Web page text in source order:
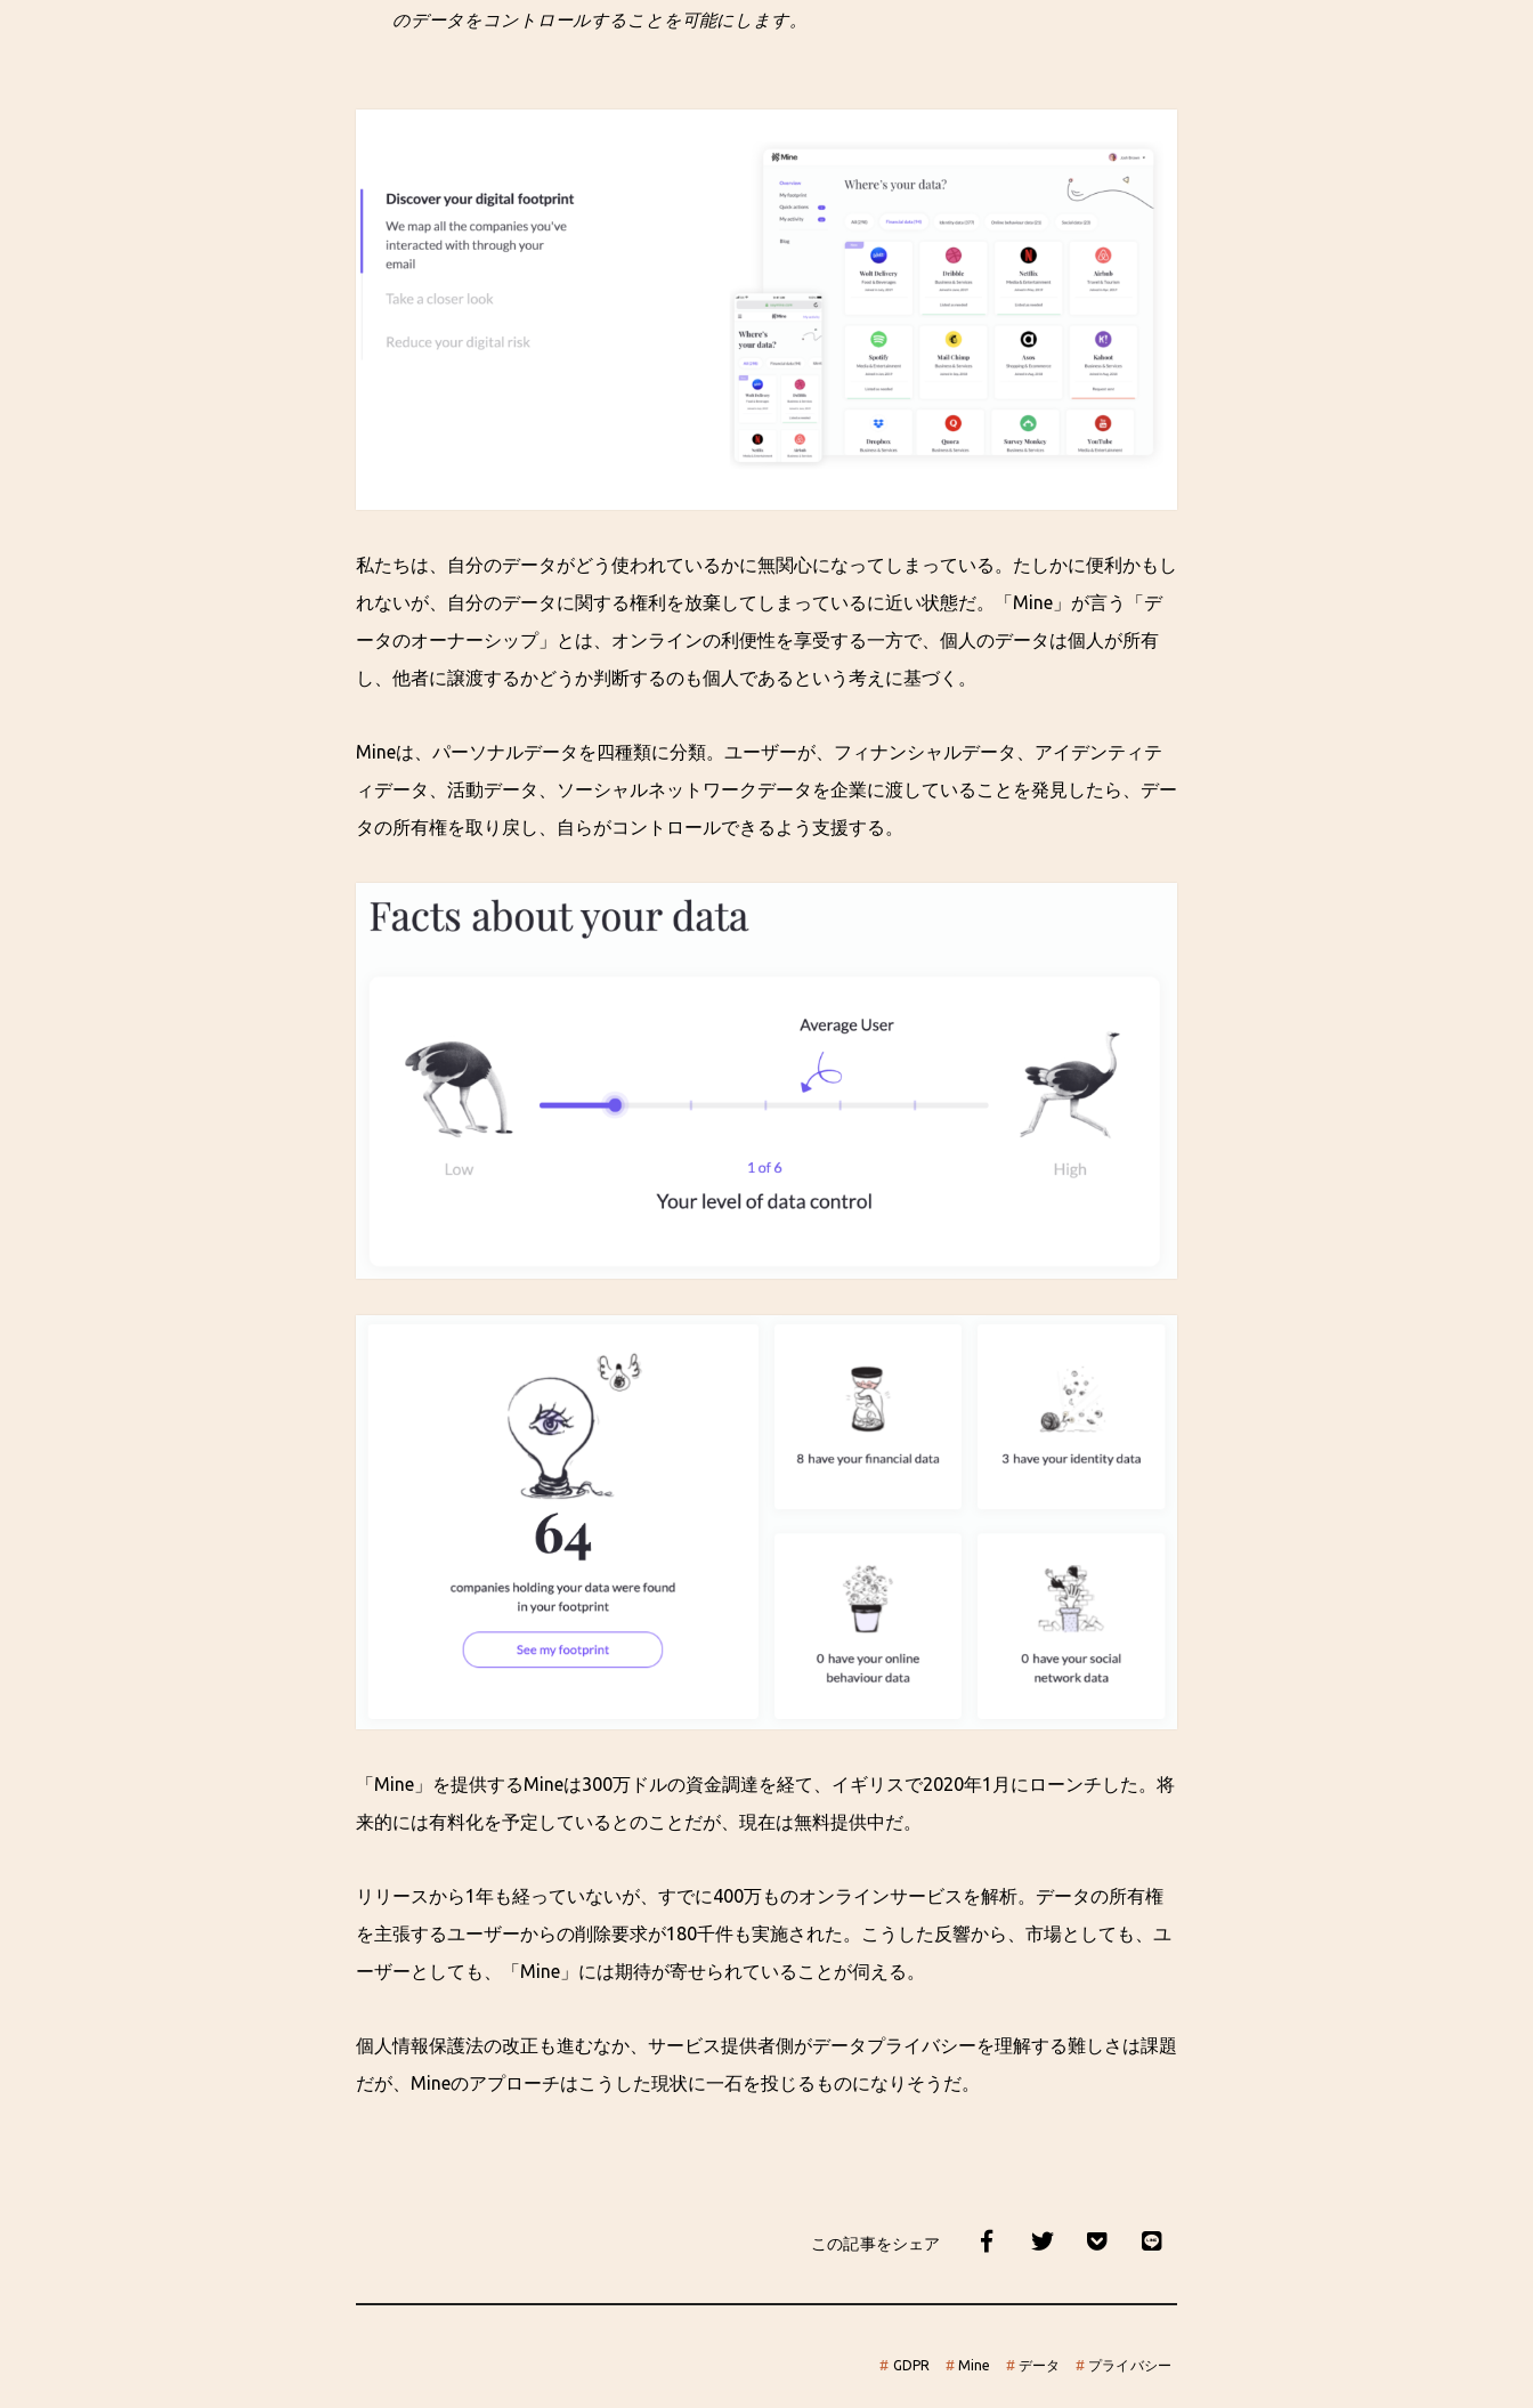
のデータをコントロールすることを可能にします。
私たちは、自分のデータがどう使われているかに無関心になってしまっている。たしかに便利かもし
れないが、自分のデータに関する権利を放棄してしまっているに近い状態だ。「Mine」が言う「デ
ータのオーナーシップ」とは、オンラインの利便性を享受する一方で、個人のデータは個人が所有
し、他者に譲渡するかどうか判断するのも個人であるという考えに基づく。
Mineは、パーソナルデータを四種類に分類。ユーザーが、フィナンシャルデータ、アイデンティテ
ィデータ、活動データ、ソーシャルネットワークデータを企業に渡していることを発見したら、デー
タの所有権を取り戻し、自らがコントロールできるよう支援する。
「Mine」を提供するMineは300万ドルの資金調達を経て、イギリスで2020年1月にローンチした。将
来的には有料化を予定しているとのことだが、現在は無料提供中だ。
リリースから1年も経っていないが、すでに400万ものオンラインサービスを解析。データの所有権
を主張するユーザーからの削除要求が180千件も実施された。こうした反響から、市場としても、ユ
ーザーとしても、「Mine」には期待が寄せられていることが伺える。
個人情報保護法の改正も進むなか、サービス提供者側がデータプライバシーを理解する難しさは課題
だが、Mineのアプローチはこうした現状に一石を投じるものになりそうだ。
この記事をシェア
# GDPR #Mine #データ #プライバシー